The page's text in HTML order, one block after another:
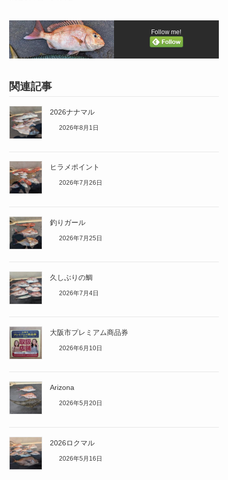
Follow me!
関連記事
2026ナナマル
2026年8月1日
ヒラメポイント
2026年7月26日
釣りガール
2026年7月25日
久しぶりの鯛
2026年7月4日
大阪市プレミアム商品券
2026年6月10日
Arizona
2026年5月20日
2026ロクマル
2026年5月16日